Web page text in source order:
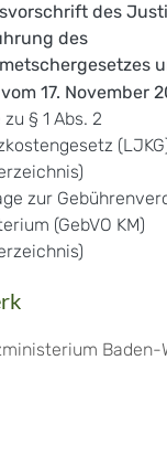
des
des
17. November
§ 1 Abs. 2
zur
(GebVO KM)
Baden-